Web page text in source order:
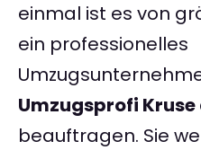
einmal ist es von
ein professionelles
Umzugsprofi
beauftragen. Sie